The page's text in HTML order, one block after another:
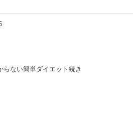
らない簡単ダイエット続き